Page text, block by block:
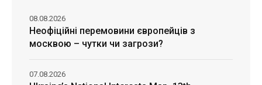
Неофіційні перемовини європейців з
москвою – чутки чи загрози?
08.08.2026
07.08.2026